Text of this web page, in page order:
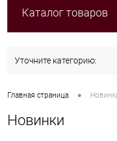
Каталог товаров
Уточните категорию:
Главная страница •
Новинки